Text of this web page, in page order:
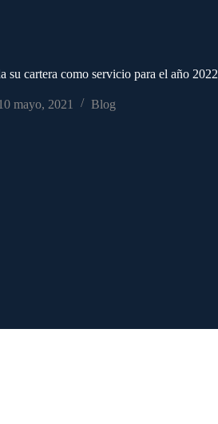
su cartera como servicio para el año 2022
mayo, 2021 Blog